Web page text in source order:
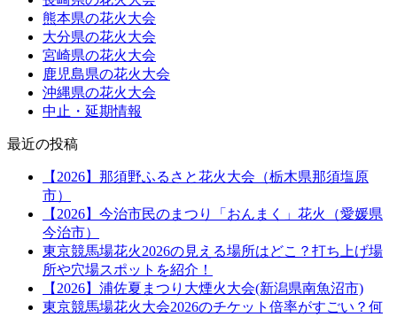
熊本県の花火大会
大分県の花火大会
宮崎県の花火大会
鹿児島県の花火大会
沖縄県の花火大会
中止・延期情報
最近の投稿
【2026】那須野ふるさと花火大会（栃木県那須塩原
市）
【2026】今治市民のまつり「おんまく」花火（愛媛県
今治市）
東京競馬場花火2026の見える場所はどこ？打ち上げ場
所や穴場スポットを紹介！
【2026】浦佐夏まつり大煙火大会(新潟県南魚沼市)
東京競馬場花火大会2026のチケット倍率がすごい？何